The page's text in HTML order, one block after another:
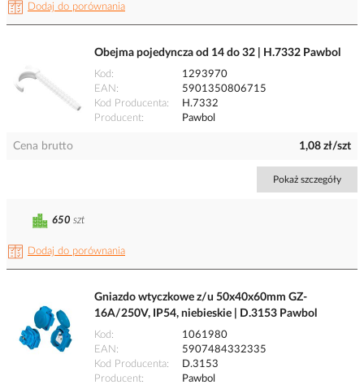
Dodaj do porównania
Obejma pojedyncza od 14 do 32 | H.7332 Pawbol
Kod
1293970
EAN
5901350806715
Kod Producenta
H.7332
Producent
Pawbol
Cena brutto 1,08 zł/szt
Pokaż szczegóły
Dodaj do porównania
650 szt
Gniazdo wtyczkowe z/u 50x40x60mm GZ-
16A/250V, IP54, niebieskie | D.3153 Pawbol
Kod
1061980
EAN
5907484332335
Kod Producenta
D.3153
Producent
Pawbol